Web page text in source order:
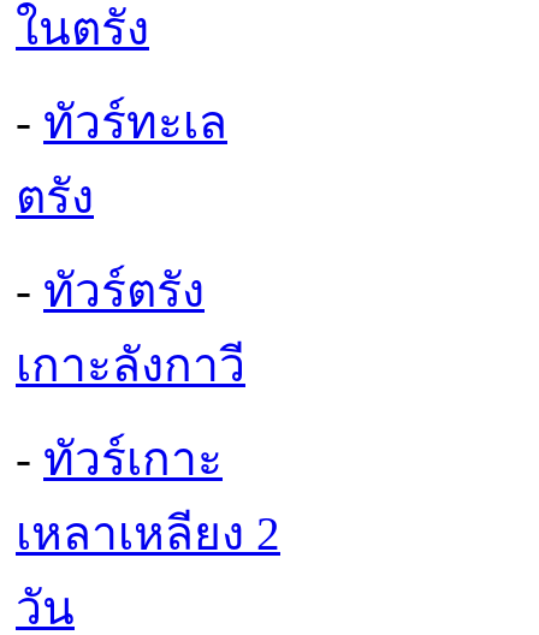
ในตรัง
- ทัวร์ทะเล
ตรัง
- ทัวร์ตรัง
เกาะลังกาวี
- ทัวร์เกาะ
เหลาเหลียง 2
วัน